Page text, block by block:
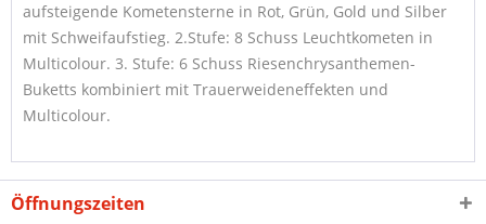
aufsteigende Kometensterne in Rot, Grün, Gold und Silber
mit Schweifaufstieg. 2.Stufe: 8 Schuss Leuchtkometen in
Multicolour. 3. Stufe: 6 Schuss Riesenchrysanthemen-
Buketts kombiniert mit Trauerweideneffekten und
Multicolour.
Öffnungszeiten